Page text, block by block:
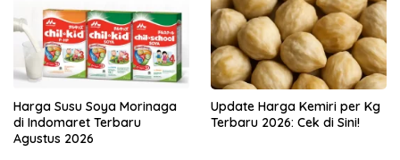
Harga Susu Soya Morinaga
di Indomaret Terbaru
Agustus 2026
Update Harga Kemiri per Kg
Terbaru 2026: Cek di Sini!